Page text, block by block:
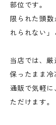
部位です。
限られた頭
れられない」
当店では、
保ったまま冷
通販で気軽
ただけます。